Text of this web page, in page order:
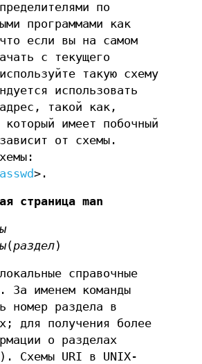
по
программами как
если вы на самом
с текущего
такую схему
использовать
такой как,
имеет побочный
от схемы.
>.
страница man
(раздел)
справочные
За именем команды
номер раздела в
для получения более
о разделах
Схемы URI в UNIX-